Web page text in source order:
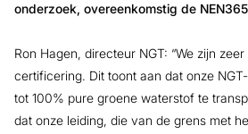
onderzoek, overeenkomstig de
Ron Hagen, directeur NGT: “We zijn
certificering. Dit toont aan dat onze
tot 100% pure groene waterstof te
dat onze leiding, die van de grens met